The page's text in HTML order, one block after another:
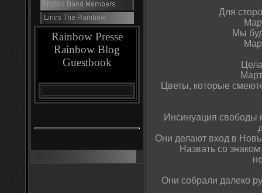
Rainbow Presse
Rainbow Blog
Guestbook
Для
Мы
Цветы, которые
Инсинуация свободы
Они делают вход в
Назвать со
Они собрали далеко